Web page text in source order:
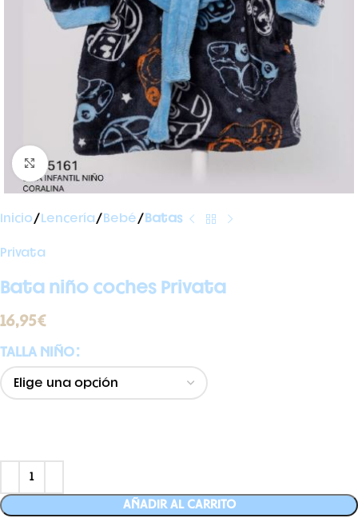
Ampliar foto
Inicio Lencería Bebé Batas
Privata
Bata niño coches Privata
16,95€
TALLA NIÑO
AÑADIR AL CARRITO